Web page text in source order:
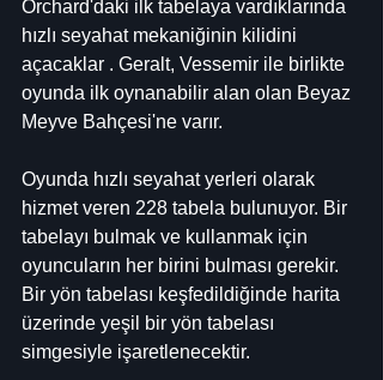
Orchard'daki ilk tabelaya vardıklarında
hızlı seyahat mekaniğinin kilidini
açacaklar . Geralt, Vessemir ile birlikte
oyunda ilk oynanabilir alan olan Beyaz
Meyve Bahçesi'ne varır.
Oyunda hızlı seyahat yerleri olarak
hizmet veren 228 tabela bulunuyor. Bir
tabelayı bulmak ve kullanmak için
oyuncuların her birini bulması gerekir.
Bir yön tabelası keşfedildiğinde harita
üzerinde yeşil bir yön tabelası
simgesiyle işaretlenecektir.